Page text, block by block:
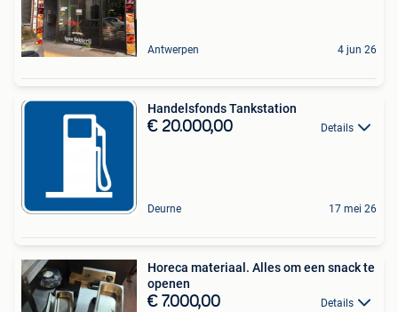
Antwerpen 4 jun 26
Handelsfonds Tankstation
€ 20.000,00 Details
Deurne 17 mei 26
Horeca materiaal. Alles om een snack te
openen
€ 7.000,00 Details